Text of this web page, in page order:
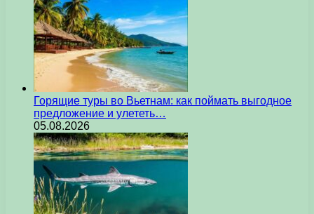
Горящие туры во Вьетнам: как поймать выгодное
предложение и улететь…
05.08.2026